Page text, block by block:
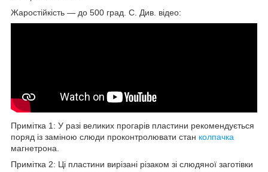
Жаростійкість — до 500 град. C. Див. відео:
Примітка 1: У разі великих прогарів пластини рекомендується
поряд із заміною слюди проконтролювати стан колпачка
магнетрона.
Примітка 2: Ці пластини вирізані різаком зі слюдяної заготівки